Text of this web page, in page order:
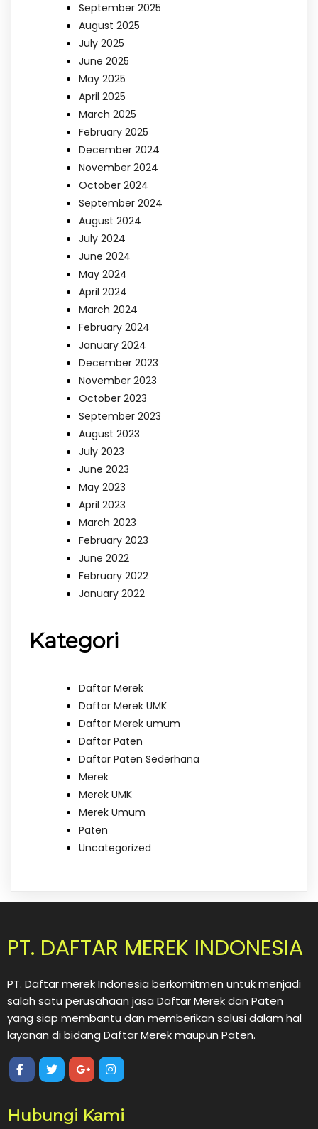
September 2025
August 2025
July 2025
June 2025
May 2025
April 2025
March 2025
February 2025
December 2024
November 2024
October 2024
September 2024
August 2024
July 2024
June 2024
May 2024
April 2024
March 2024
February 2024
January 2024
December 2023
November 2023
October 2023
September 2023
August 2023
July 2023
June 2023
May 2023
April 2023
March 2023
February 2023
June 2022
February 2022
January 2022
Kategori
Daftar Merek
Daftar Merek UMK
Daftar Merek umum
Daftar Paten
Daftar Paten Sederhana
Merek
Merek UMK
Merek Umum
Paten
Uncategorized
PT. DAFTAR MEREK INDONESIA
PT. Daftar merek Indonesia berkomitmen untuk menjadi
salah satu perusahaan jasa Daftar Merek dan Paten
yang siap membantu dan memberikan solusi dalam hal
layanan di bidang Daftar Merek maupun Paten.
Hubungi Kami